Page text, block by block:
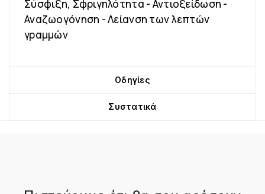
Σύσφιξη, Σφριγηλότητα - Αντιοξείδωση -
Αναζωογόνηση - Λείανση των λεπτών
γραμμών
Οδηγίες
Συστατικά